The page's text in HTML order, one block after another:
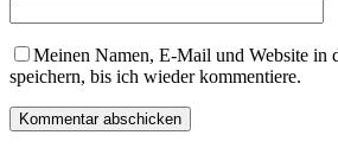
Meinen Namen, E-Mail und Website in
speichern, bis ich wieder kommentiere.